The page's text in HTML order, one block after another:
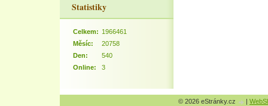
Statistiky
Online: 3
Celkem: 1966461
Měsíc:
20758
Den:
540
© 2026 eStránky.cz |